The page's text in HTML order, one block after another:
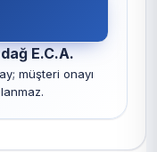
E.C.A.
müşteri onayı